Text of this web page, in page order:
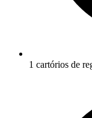
1 cartórios de